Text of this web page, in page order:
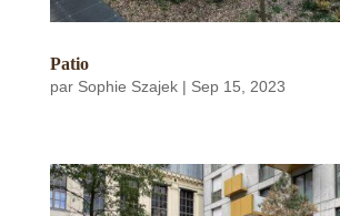
Patio
par Sophie Szajek| Sep 15, 2023